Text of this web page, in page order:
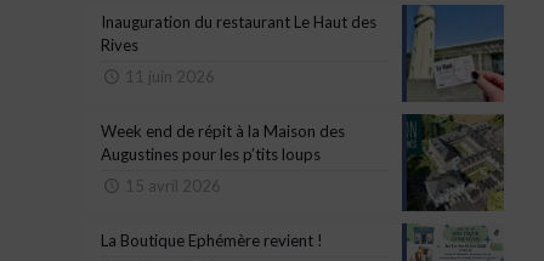
Inauguration du restaurant Le Haut des
Rives
11 juin 2026
Week end de répit à la Maison des
Augustines pour les p’tits loups
15 avril 2026
La Boutique Ephémère revient !